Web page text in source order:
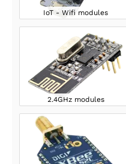
IoT - Wifi modules
2.4GHz modules